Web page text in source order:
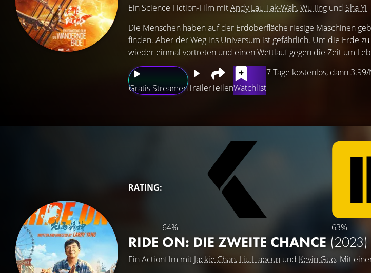
Ein Science Fiction-Film mitAndy Lau Tak-Wah,Wu Jing und Sha Yi
Gratis StreamenTrailerTeilenWatchlist
7 Tage kostenlos, dann
Die Menschen haben auf der Erdoberfläche riesige Maschinen
finden. Aber der Weg ins Universum ist gefährlich. Um die Erde
wieder einmal vortreten und einen Wettlauf gegen die Zeit um
RATING:
64% 63%
RIDE ON: DIE ZWEITE CHANCE(2023)
Ein Actionfilm mit Jackie Chan, Liu Haocun und Kevin Guo. Mit